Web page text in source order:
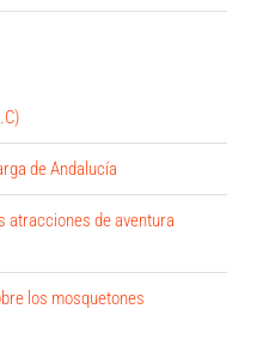
de Andalucía
atracciones de aventura
los mosquetones